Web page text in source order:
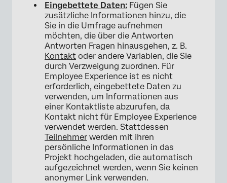
Eingebettete Daten: Fügen Sie
zusätzliche Informationen hinzu, die
Sie in die Umfrage aufnehmen
möchten, die über die Antworten
Antworten Fragen hinausgehen, z. B.
Kontakt oder andere Variablen, die Sie
durch Verzweigung zuordnen. Für
Employee Experience ist es nicht
erforderlich, eingebettete Daten zu
verwenden, um Informationen aus
einer Kontaktliste abzurufen, da
Kontakt nicht für Employee Experience
verwendet werden. Stattdessen
Teilnehmer werden mit ihren
persönliche Informationen in das
Projekt hochgeladen, die automatisch
aufgezeichnet werden, wenn Sie keinen
anonymer Link verwenden.